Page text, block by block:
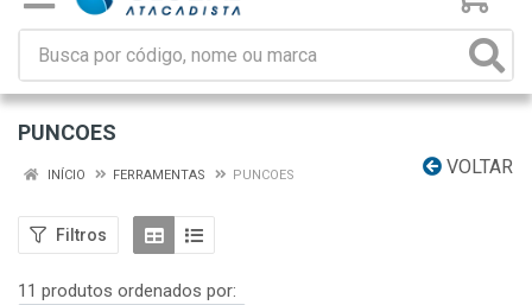
PUNCOES
VOLTAR
INÍCIO FERRAMENTAS PUNCOES
Filtros
11 produtos ordenados por: